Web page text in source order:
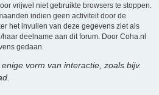
vrijwel niet gebruikte browsers te stoppen.
indien geen activiteit door de
het invullen van deze gegevens ziet als
deelname aan dit forum. Door Coha.nl
gedaan.
vorm van interactie, zoals bijv.